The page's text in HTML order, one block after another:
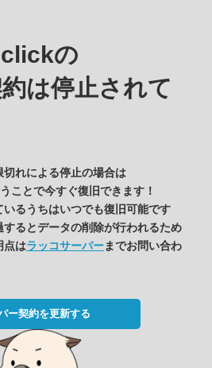
の
は停止されて
れによる停止の場合は
ことで今すぐ復旧できます！
るうちはいつでも復旧可能です
るとデータの削除が行われるため
点はラッコサーバーまでお問い合わ
ー契約を更新する